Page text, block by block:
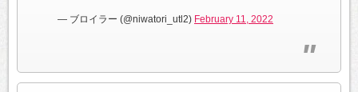
— ブロイラー (@niwatori_utl2) February 11, 2022